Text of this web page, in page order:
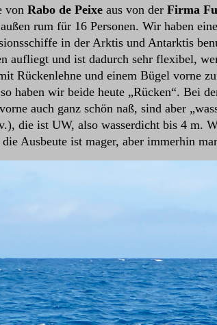
von Rabo de Peixe aus von der Firma
rum für 16 Personen. Wir haben
in der Arktis und Antarktis
aufliegt und ist dadurch sehr flexibel,
Rückenlehne und einem Bügel vorne
haben wir beide heute „Rücken“. Bei
auch ganz schön naß, sind aber
die ist UW, also wasserdicht bis 4 m.
Ausbeute ist mager, aber immerhin